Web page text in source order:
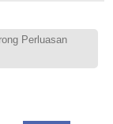
Perluasan